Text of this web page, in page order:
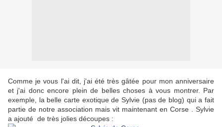
Comme je vous l'ai dit, j'ai été très gâtée pour mon anniversaire
et j'ai donc encore plein de belles choses à vous montrer. Par
exemple, la belle carte exotiquede Sylvie (pas de blog) qui a fait
partie de notre association mais vit maintenant en Corse . Sylvie
a ajouté de très jolies découpes :